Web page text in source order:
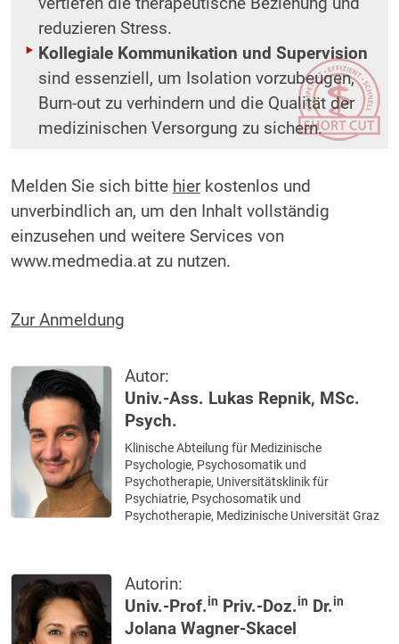
reduzieren Stress.
Kollegiale Kommunikation und Supervision
sind essenziell, um Isolation vorzubeugen,
Burn-out zu verhindern und die Qualität der
medizinischen Versorgung zu sichern.
Melden Sie sich bitte hierkostenlos und
unverbindlich an, um den Inhalt vollständig
einzusehen und weitere Services von
www.medmedia.at zu nutzen.
Zur Anmeldung
Autor:
Univ.-Ass. Lukas Repnik, MSc.
Psych.
Klinische Abteilung für Medizinische
Psychologie, Psychosomatik und
Psychotherapie, Universitätsklinik für
Psychiatrie, Psychosomatik und
Psychotherapie, Medizinische Universität Graz
Autorin:
Univ.-Prof.in Priv.-Doz.in Dr.in
Jolana Wagner-Skacel